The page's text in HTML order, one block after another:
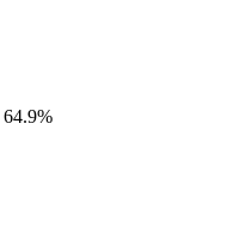
64.9%